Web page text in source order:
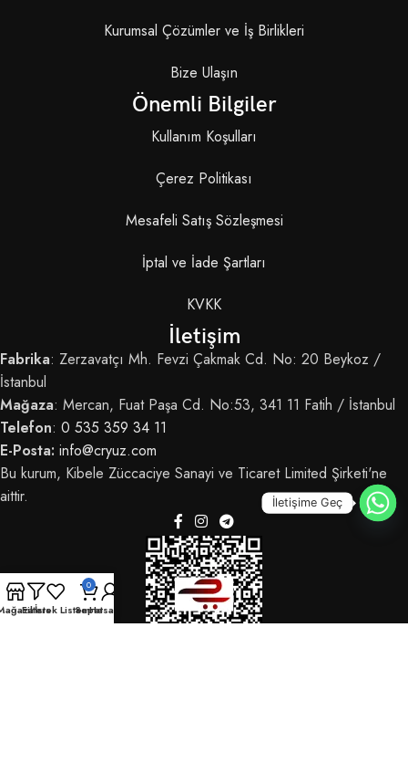
Kurumsal Çözümler ve İş Birlikleri
Bize Ulaşın
Önemli Bilgiler
Kullanım Koşulları
Çerez Politikası
Mesafeli Satış Sözleşmesi
İptal ve İade Şartları
KVKK
İletişim
Fabrika: Zerzavatçı Mh. Fevzi Çakmak Cd. No: 20 Beykoz /
İstanbul
Mağaza: Mercan, Fuat Paşa Cd. No:53, 341 11 Fatih / İstanbul
Telefon: 0 535 359 34 11
E-Posta: info@cryuz.com
Bu kurum, Kibele Züccaciye Sanayi ve Ticaret Limited Şirketi'ne
aittir.
Filtersİstek Listem
0
SepetHesabım
İletişime Geç